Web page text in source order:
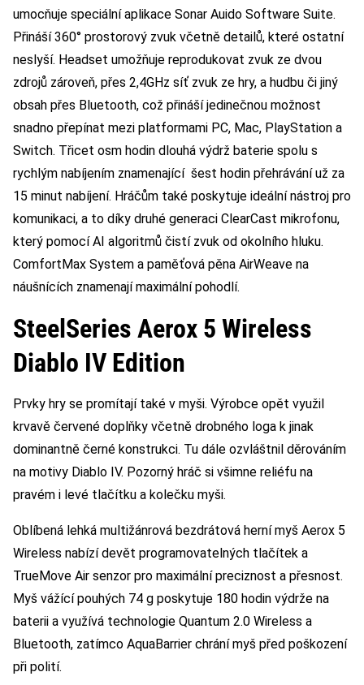
umocňuje speciální aplikace Sonar Auido Software Suite.
Přináší 360° prostorový zvuk včetně detailů, které ostatní
neslyší. Headset umožňuje reprodukovat zvuk ze dvou
zdrojů zároveň, přes 2,4GHz síť zvuk ze hry, a hudbu či jiný
obsah přes Bluetooth, což přináší jedinečnou možnost
snadno přepínat mezi platformami PC, Mac, PlayStation a
Switch. Třicet osm hodin dlouhá výdrž baterie spolu s
rychlým nabíjením znamenající šest hodin přehrávání už za
15 minut nabíjení. Hráčům také poskytuje ideální nástroj pro
komunikaci, a to díky druhé generaci ClearCast mikrofonu,
který pomocí AI algoritmů čistí zvuk od okolního hluku.
ComfortMax System a paměťová pěna AirWeave na
náušnících znamenají maximální pohodlí.
SteelSeries Aerox 5 Wireless
Diablo IV Edition
Prvky hry se promítají také v myši. Výrobce opět využil
krvavě červené doplňky včetně drobného loga k jinak
dominantně černé konstrukci. Tu dále ozvláštnil děrováním
na motivy Diablo IV. Pozorný hráč si všimne reliéfu na
pravém i levé tlačítku a kolečku myši.
Oblíbená lehká multižánrová bezdrátová herní myš Aerox 5
Wireless nabízí devět programovatelných tlačítek a
TrueMove Air senzor pro maximální preciznost a přesnost.
Myš vážící pouhých 74 g poskytuje 180 hodin výdrže na
baterii a využívá technologie Quantum 2.0 Wireless a
Bluetooth, zatímco AquaBarrier chrání myš před poškození
při polití.